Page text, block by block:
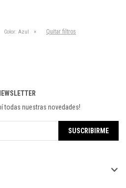
Color: Azul Quitar filtros
todas nuestras novedades!
SUSCRIBIRME